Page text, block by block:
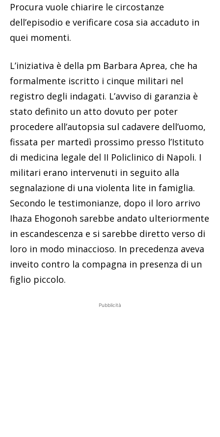
Procura vuole chiarire le circostanze
dell’episodio e verificare cosa sia accaduto in
quei momenti.
L’iniziativa è della pm Barbara Aprea, che ha
formalmente iscritto i cinque militari nel
registro degli indagati. L’avviso di garanzia è
stato definito un atto dovuto per poter
procedere all’autopsia sul cadavere dell’uomo,
fissata per martedì prossimo presso l’Istituto
di medicina legale del II Policlinico di Napoli. I
militari erano intervenuti in seguito alla
segnalazione di una violenta lite in famiglia.
Secondo le testimonianze, dopo il loro arrivo
Ihaza Ehogonoh sarebbe andato ulteriormente
in escandescenza e si sarebbe diretto verso di
loro in modo minaccioso. In precedenza aveva
inveito contro la compagna in presenza di un
figlio piccolo.
Pubblicità